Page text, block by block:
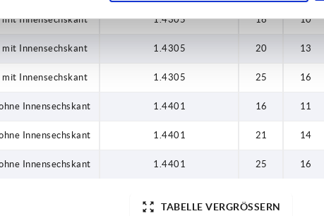
mit Innensechskant 1.4305 16 10
mit Innensechskant 1.4305 20 13
mit Innensechskant 1.4305 25 16
Innensechskant 1.4401 16 11
Innensechskant 1.4401 21 14
Innensechskant 1.4401 25 16
TABELLE VERGRÖSSERN